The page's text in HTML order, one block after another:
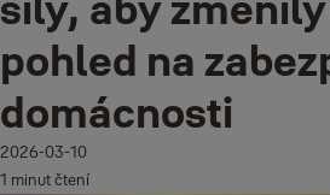
pohled na
domácnosti
2026-03-10
1 minut čtení